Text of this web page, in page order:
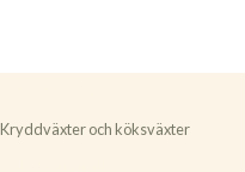
Kryddväxter och köksväxter